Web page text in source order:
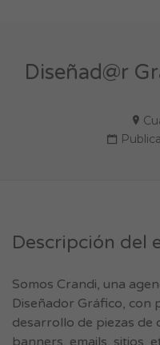
Diseñad@r
Descripción del
Somos Crandi, una
Diseñador Gráfico, con
desarrollo de piezas de
banners, emails, sitios,